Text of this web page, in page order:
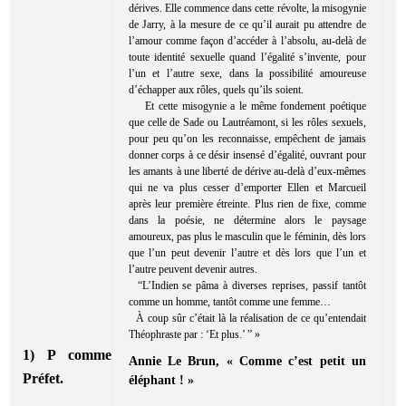
dérives. Elle commence dans cette révolte, la misogynie
de Jarry, à la mesure de ce qu’il aurait pu attendre de
l’amour comme façon d’accéder à l’absolu, au-delà de
toute identité sexuelle quand l’égalité s’invente, pour
l’un et l’autre sexe, dans la possibilité amoureuse
d’échapper aux rôles, quels qu’ils soient.
Et cette misogynie a le même fondement poétique
que celle de Sade ou Lautréamont, si les rôles sexuels,
pour peu qu’on les reconnaisse, empêchent de jamais
donner corps à ce désir insensé d’égalité, ouvrant pour
les amants à une liberté de dérive au-delà d’eux-mêmes
qui ne va plus cesser d’emporter Ellen et Marcueil
après leur première étreinte. Plus rien de fixe, comme
dans la poésie, ne détermine alors le paysage
amoureux, pas plus le masculin que le féminin, dès lors
que l’un peut devenir l’autre et dès lors que l’un et
l’autre peuvent devenir autres.
“L’Indien se pâma à diverses reprises, passif tantôt
comme un homme, tantôt comme une femme…
À coup sûr c’était là la réalisation de ce qu’entendait
Théophraste par : ‘Et plus.’ ” »
Annie Le Brun, « Comme c’est petit un
éléphant ! »
1) P comme
Préfet.